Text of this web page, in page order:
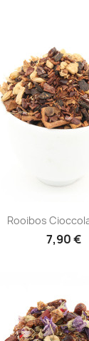
Rooibos
7,90 €